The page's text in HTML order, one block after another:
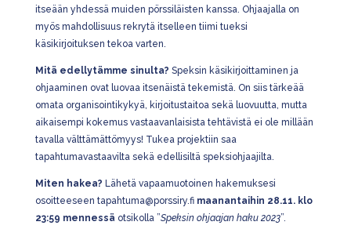
itseään yhdessä muiden pörssiläisten kanssa. Ohjaajalla on
myös mahdollisuus rekrytä itselleen tiimi tueksi
käsikirjoituksen tekoa varten.
Mitä edellytämme sinulta? Speksin käsikirjoittaminen ja
ohjaaminen ovat luovaa itsenäistä tekemistä. On siis tärkeää
omata organisointikykyä, kirjoitustaitoa sekä luovuutta, mutta
aikaisempi kokemus vastaavanlaisista tehtävistä ei ole millään
tavalla välttämättömyys! Tukea projektiin saa
tapahtumavastaavilta sekä edellisiltä speksiohjaajilta.
Miten hakea? Lähetä vapaamuotoinen hakemuksesi
osoitteeseen tapahtuma@porssiry.fi maanantaihin 28.11. klo
23:59 mennessä otsikolla ”Speksin ohjaajan haku 2023”.